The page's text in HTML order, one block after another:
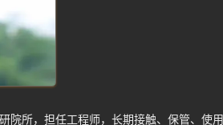
院所，担任工程师，长期接触、保管、使用